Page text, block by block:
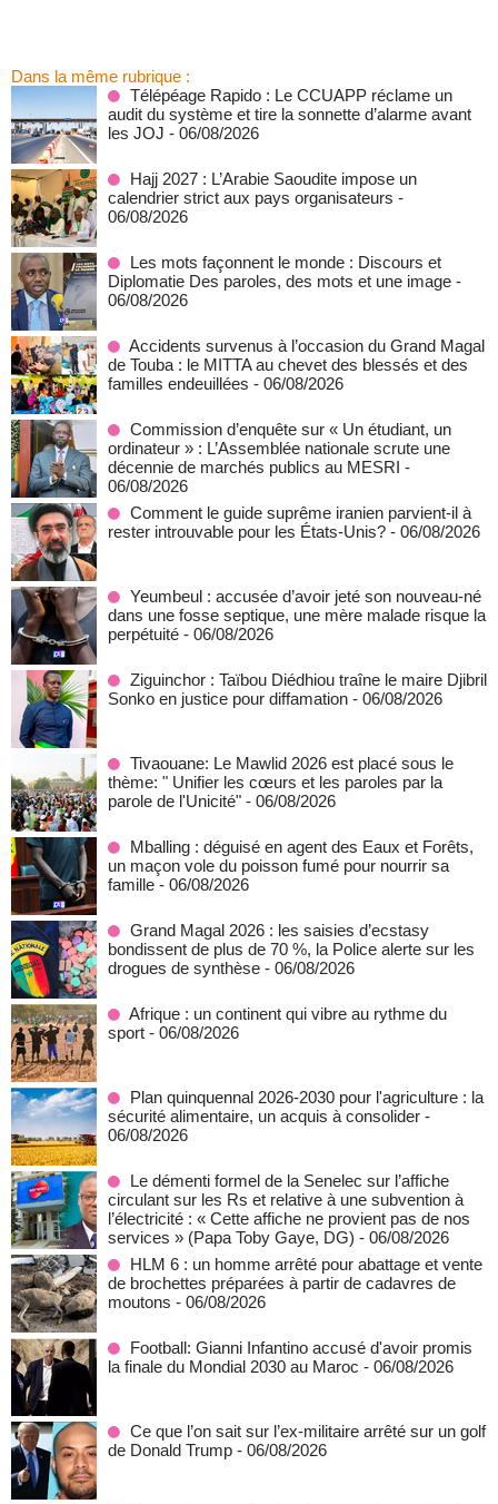
Dans la même rubrique :
Télépéage Rapido : Le CCUAPP réclame un
audit du système et tire la sonnette d’alarme avant
les JOJ - 06/08/2026
Hajj 2027 : L’Arabie Saoudite impose un
calendrier strict aux pays organisateurs -
06/08/2026
Les mots façonnent le monde : Discours et
Diplomatie Des paroles, des mots et une image -
06/08/2026
Accidents survenus à l’occasion du Grand Magal
de Touba : le MITTA au chevet des blessés et des
familles endeuillées - 06/08/2026
Commission d’enquête sur « Un étudiant, un
ordinateur » : L’Assemblée nationale scrute une
décennie de marchés publics au MESRI -
06/08/2026
Comment le guide suprême iranien parvient-il à
rester introuvable pour les États-Unis? - 06/08/2026
Yeumbeul : accusée d’avoir jeté son nouveau-né
dans une fosse septique, une mère malade risque la
perpétuité - 06/08/2026
Ziguinchor : Taïbou Diédhiou traîne le maire Djibril
Sonko en justice pour diffamation - 06/08/2026
Tivaouane: Le Mawlid 2026 est placé sous le
thème: " Unifier les cœurs et les paroles par la
parole de l'Unicité" - 06/08/2026
Mballing : déguisé en agent des Eaux et Forêts,
un maçon vole du poisson fumé pour nourrir sa
famille - 06/08/2026
Grand Magal 2026 : les saisies d’ecstasy
bondissent de plus de 70 %, la Police alerte sur les
drogues de synthèse - 06/08/2026
Afrique : un continent qui vibre au rythme du
sport - 06/08/2026
Plan quinquennal 2026-2030 pour l'agriculture : la
sécurité alimentaire, un acquis à consolider -
06/08/2026
Le démenti formel de la Senelec sur l’affiche
circulant sur les Rs et relative à une subvention à
l’électricité : « Cette affiche ne provient pas de nos
services » (Papa Toby Gaye, DG) - 06/08/2026
HLM 6 : un homme arrêté pour abattage et vente
de brochettes préparées à partir de cadavres de
moutons - 06/08/2026
Football: Gianni Infantino accusé d'avoir promis
la finale du Mondial 2030 au Maroc - 06/08/2026
Ce que l’on sait sur l’ex-militaire arrêté sur un golf
de Donald Trump - 06/08/2026